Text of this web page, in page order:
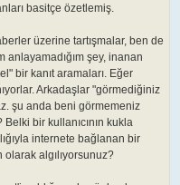
basitçe özetlemiş.
üzerine tartışmalar, ben de
anlayamadığım şey, inanan
bir kanıt aramaları. Eğer
Arkadaşlar "görmediğiniz
şu anda beni görmemeniz
Belki bir kullanıcının kukla
internete bağlanan bir
olarak algılıyorsunuz?